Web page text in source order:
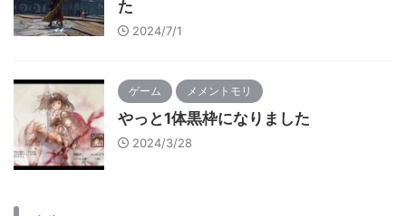
た
2024/7/1
ゲーム メメントモリ
やっと1体黒枠になりました
2024/3/28